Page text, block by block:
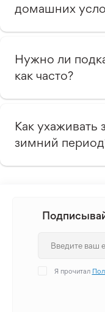
домашних
Нужно ли
как часто?
Как ухаживать
зимний
Я прочитал